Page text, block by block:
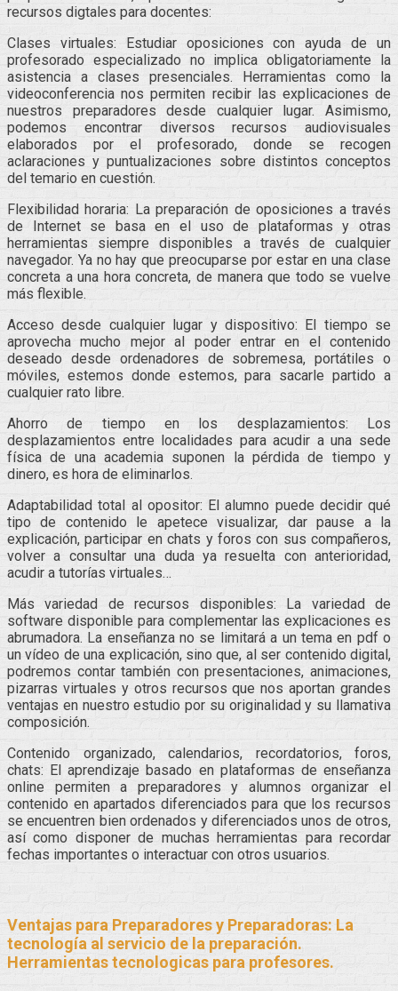
recursos digtales para docentes:
Clases virtuales: Estudiar oposiciones con ayuda de un
profesorado especializado no implica obligatoriamente la
asistencia a clases presenciales. Herramientas como la
videoconferencia nos permiten recibir las explicaciones de
nuestros preparadores desde cualquier lugar. Asimismo,
podemos encontrar diversos recursos audiovisuales
elaborados por el profesorado, donde se recogen
aclaraciones y puntualizaciones sobre distintos conceptos
del temario en cuestión.
Flexibilidad horaria: La preparación de oposiciones a través
de Internet se basa en el uso de plataformas y otras
herramientas siempre disponibles a través de cualquier
navegador. Ya no hay que preocuparse por estar en una clase
concreta a una hora concreta, de manera que todo se vuelve
más flexible.
Acceso desde cualquier lugar y dispositivo: El tiempo se
aprovecha mucho mejor al poder entrar en el contenido
deseado desde ordenadores de sobremesa, portátiles o
móviles, estemos donde estemos, para sacarle partido a
cualquier rato libre.
Ahorro de tiempo en los desplazamientos: Los
desplazamientos entre localidades para acudir a una sede
física de una academia suponen la pérdida de tiempo y
dinero, es hora de eliminarlos.
Adaptabilidad total al opositor: El alumno puede decidir qué
tipo de contenido le apetece visualizar, dar pause a la
explicación, participar en chats y foros con sus compañeros,
volver a consultar una duda ya resuelta con anterioridad,
acudir a tutorías virtuales…
Más variedad de recursos disponibles: La variedad de
software disponible para complementar las explicaciones es
abrumadora. La enseñanza no se limitará a un tema en pdf o
un vídeo de una explicación, sino que, al ser contenido digital,
podremos contar también con presentaciones, animaciones,
pizarras virtuales y otros recursos que nos aportan grandes
ventajas en nuestro estudio por su originalidad y su llamativa
composición.
Contenido organizado, calendarios, recordatorios, foros,
chats: El aprendizaje basado en plataformas de enseñanza
online permiten a preparadores y alumnos organizar el
contenido en apartados diferenciados para que los recursos
se encuentren bien ordenados y diferenciados unos de otros,
así como disponer de muchas herramientas para recordar
fechas importantes o interactuar con otros usuarios.
Ventajas para Preparadores y Preparadoras: La
tecnología al servicio de la preparación.
Herramientas tecnologicas para profesores.